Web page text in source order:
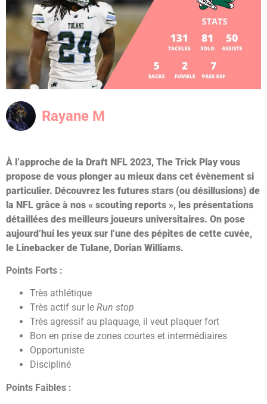
Rayane M
À l’approche de la Draft NFL 2023, The Trick Play vous
propose de vous plonger au mieux dans cet évènement si
particulier. Découvrez les futures stars (ou désillusions) de
la NFL grâce à nos « scouting reports », les présentations
détaillées des meilleurs joueurs universitaires. On pose
aujourd’hui les yeux sur l’une des pépites de cette cuvée,
le Linebacker de Tulane, Dorian Williams.
Points Forts :
Très athlétique
Très actif sur le Run stop
Très agressif au plaquage, il veut plaquer fort
Bon en prise de zones courtes et intermédiaires
Opportuniste
Discipliné
Points Faibles :